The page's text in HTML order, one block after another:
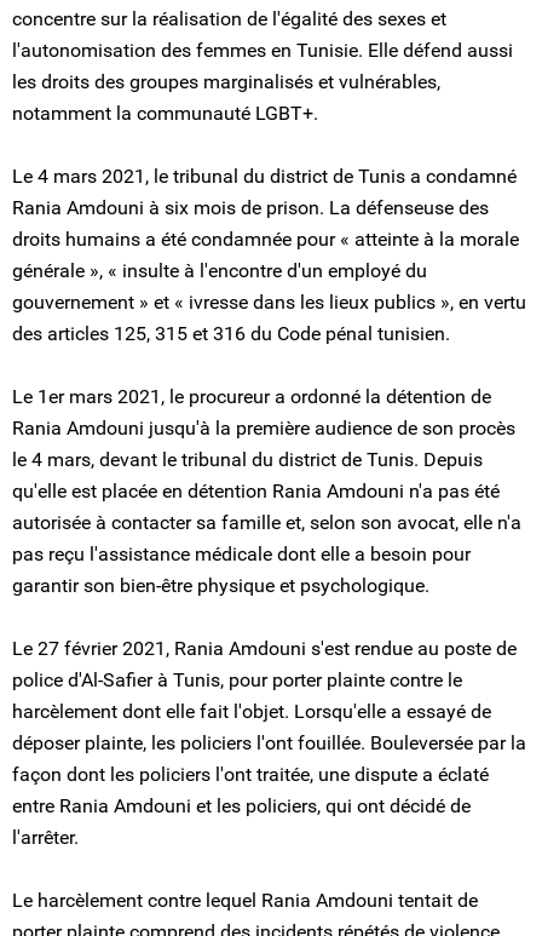
concentre sur la réalisation de l'égalité des sexes et
l'autonomisation des femmes en Tunisie. Elle défend aussi
les droits des groupes marginalisés et vulnérables,
notamment la communauté LGBT+.
Le 4 mars 2021, le tribunal du district de Tunis a condamné
Rania Amdouni à six mois de prison. La défenseuse des
droits humains a été condamnée pour « atteinte à la morale
générale », « insulte à l'encontre d'un employé du
gouvernement » et « ivresse dans les lieux publics », en vertu
des articles 125, 315 et 316 du Code pénal tunisien.
Le 1er mars 2021, le procureur a ordonné la détention de
Rania Amdouni jusqu'à la première audience de son procès
le 4 mars, devant le tribunal du district de Tunis. Depuis
qu'elle est placée en détention Rania Amdouni n'a pas été
autorisée à contacter sa famille et, selon son avocat, elle n'a
pas reçu l'assistance médicale dont elle a besoin pour
garantir son bien-être physique et psychologique.
Le 27 février 2021, Rania Amdouni s'est rendue au poste de
police d'Al-Safier à Tunis, pour porter plainte contre le
harcèlement dont elle fait l'objet. Lorsqu'elle a essayé de
déposer plainte, les policiers l'ont fouillée. Bouleversée par la
façon dont les policiers l'ont traitée, une dispute a éclaté
entre Rania Amdouni et les policiers, qui ont décidé de
l'arrêter.
Le harcèlement contre lequel Rania Amdouni tentait de